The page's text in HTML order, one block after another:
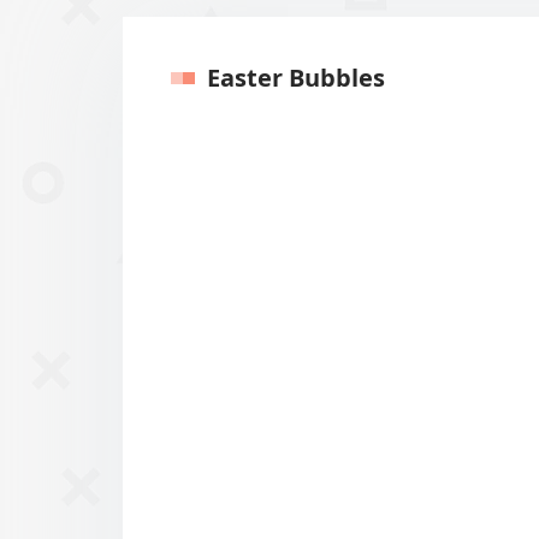
Easter Bubbles